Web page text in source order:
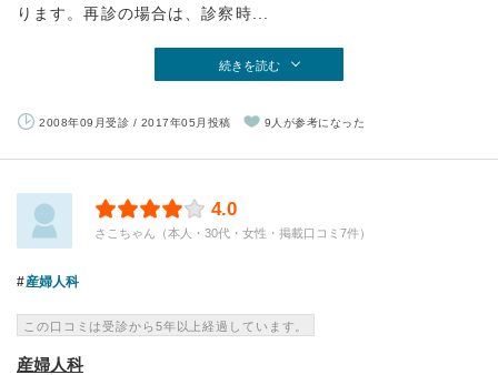
ります。再診の場合は、診察時...
続きを読む
2008年09月受診 / 2017年05月投稿 9人が参考になった
4.0
さこちゃん（本人・30代・女性・掲載口コミ7件）
産婦人科
この口コミは受診から5年以上経過しています。
産婦人科